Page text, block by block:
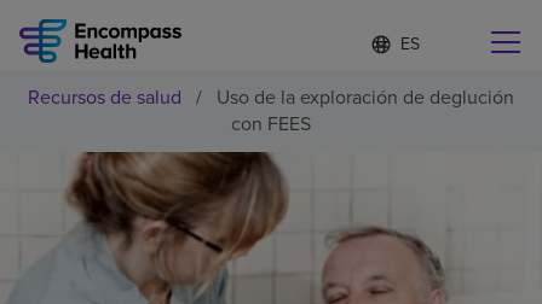
Lista
de
idiomas
d
o
e
c
Encuentre una localidad cerca de usted
Por qué debe elegirnos
Recursos de salud / Uso de la exploración de deglución
con FEES